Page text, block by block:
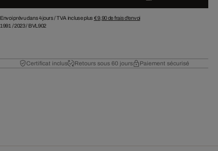
Envoi prévu dans 4 jours /TVA incluse plus € 9,90de frais d'envoi
1991 /2023/ BVL902
Certificat inclus Retours sous 60 jours Paiement sécurisé